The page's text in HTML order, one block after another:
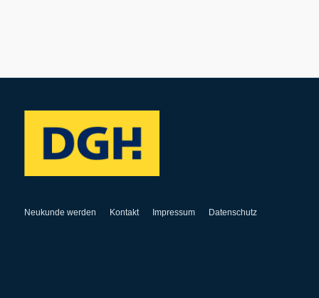
Neukunde werden Kontakt Impressum Datenschutz